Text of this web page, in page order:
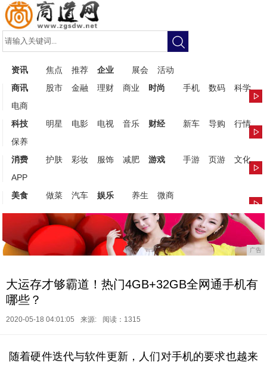
资讯 焦点 推荐 企业 展会
活动
商讯
股市 金融 理财 商业 时尚 手机 数码
科学
电商
科技
明星 电影 电视 音乐 财经 新车 导购
行情
保养
消费
护肤 彩妆 服饰 减肥 游戏 手游 页游
文化
APP
美食
做菜 汽车 娱乐 养生 微商
广告
大运存才够霸道！热门4GB+32GB全网通手机有
哪些？
2020-05-18 04:01:05 来源: 阅读：1315
随着硬件迭代与软件更新，人们对手机的要求也越来